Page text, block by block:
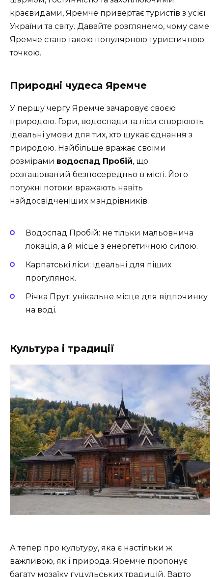
краєвидами, Яремче привертає туристів з усієї
України та світу. Давайте розглянемо, чому саме
Яремче стало такою популярною туристичною
точкою.
Природні чудеса Яремче
У першу чергу Яремче зачаровує своєю
природою. Гори, водоспади та ліси створюють
ідеальні умови для тих, хто шукає єднання з
природою. Найбільше вражає своїми
розмірами водоспад Пробій, що
розташований безпосередньо в місті. Його
потужні потоки вражають навіть
найдосвідченіших мандрівників.
Водоспад Пробій: не тільки мальовнича
локація, а й місце з енергетичною силою.
Карпатські ліси: ідеальні для піших
прогулянок.
Річка Прут: унікальне місце для відпочинку
на воді.
Культура і традиції
А тепер про культуру, яка є настільки ж
важливою, як і природа. Яремче пропонує
багату мозаїку гуцульських традицій. Варто